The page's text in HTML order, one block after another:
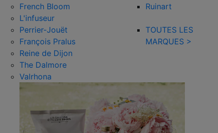
French Bloom
L'infuseur
Perrier-Jouët
François Pralus
Reine de Dijon
The Dalmore
Valrhona
Ruinart
TOUTES LES
MARQUES >